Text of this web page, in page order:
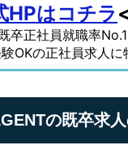
HPはコチラ
卒正社員就職率No.1
OKの正社員求人に
の既卒求